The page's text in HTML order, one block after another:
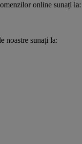
online sunați la:
noastre sunați la: